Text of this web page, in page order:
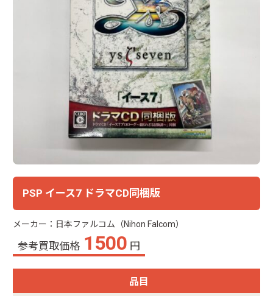
PSP イース7 ドラマCD同梱版
メーカー：日本ファルコム（Nihon Falcom）
参考買取価格 1500 円
品目